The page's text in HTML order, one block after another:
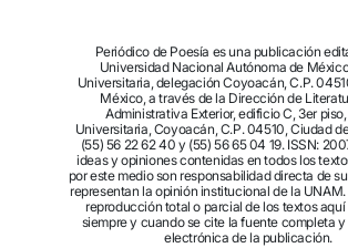
Periódico de Poesía es una publicación
Universidad Nacional Autónoma de
Universitaria, delegación Coyoacán, C.P.
México, a través de la Dirección de
Administrativa Exterior, edificio C, 3er
Universitaria, Coyoacán, C.P. 04510, Ciudad
(55) 56 22 62 40 y (55) 56 65 04 19. ISSN:
ideas y opiniones contenidas en todos los
por este medio son responsabilidad directa de
representan la opinión institucional de la UNAM.
reproducción total o parcial de los textos
siempre y cuando se cite la fuente completa
electrónica de la publicación.